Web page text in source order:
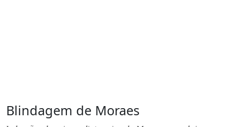
Blindagem de Moraes